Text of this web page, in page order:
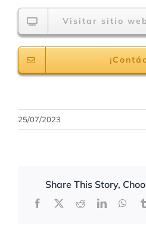
Visitar sitio
25/07/2023
Share This Story,
Facebook
X RedditLinkedIn